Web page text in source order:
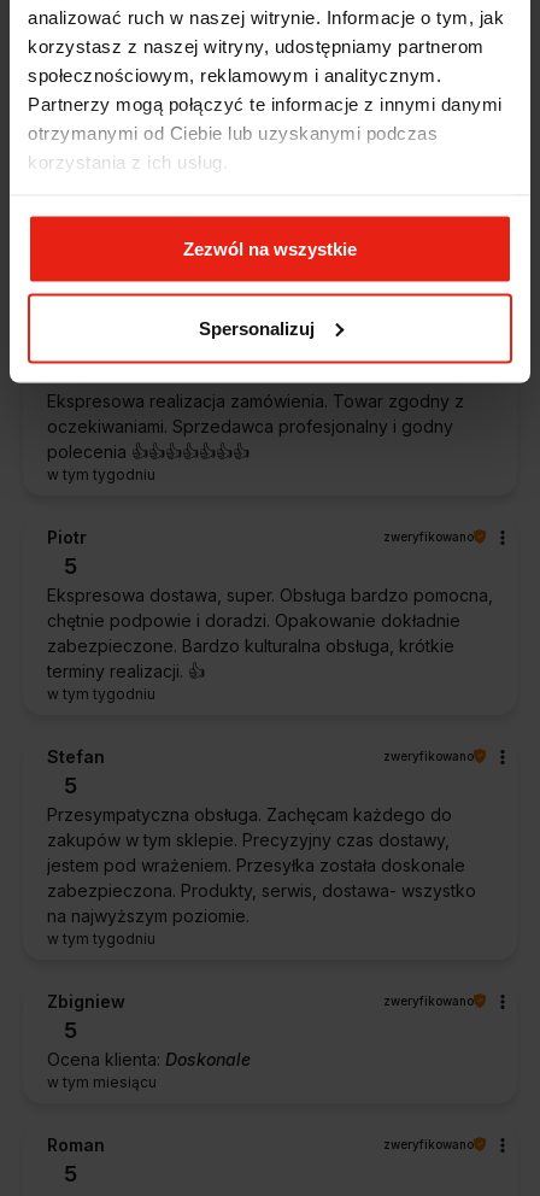
analizować ruch w naszej witrynie. Informacje o tym, jak
korzystasz z naszej witryny, udostępniamy partnerom
społecznościowym, reklamowym i analitycznym.
Partnerzy mogą połączyć te informacje z innymi danymi
otrzymanymi od Ciebie lub uzyskanymi podczas
korzystania z ich usług.
Zezwól na wszystkie
Spersonalizuj
Polecam szybko sprawnie dobrze zapakowane
Zostałem świetnie obsłużony. Brawa dla pracowników.
wczoraj
w tym tygodniu
5
Ekspresowa realizacja zamówienia. Towar zgodny z
oczekiwaniami. Sprzedawca profesjonalny i godny
polecenia 👍️👍️👍️👍️👍️👍️👍️
w tym tygodniu
Piotr zweryfikowano
5
Ekspresowa dostawa, super. Obsługa bardzo pomocna,
chętnie podpowie i doradzi. Opakowanie dokładnie
zabezpieczone. Bardzo kulturalna obsługa, krótkie
terminy realizacji. 👍️
w tym tygodniu
Stefan zweryfikowano
5
Przesympatyczna obsługa. Zachęcam każdego do
zakupów w tym sklepie. Precyzyjny czas dostawy,
jestem pod wrażeniem. Przesyłka została doskonale
zabezpieczona. Produkty, serwis, dostawa- wszystko
na najwyższym poziomie.
w tym tygodniu
Zbigniew zweryfikowano
5
Ocena klienta: Doskonale
w tym miesiącu
Roman zweryfikowano
5